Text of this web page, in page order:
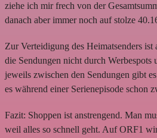
ziehe ich mir frech von der
danach aber immer noch auf stolze
Zur Verteidigung des Heimatsenders
die Sendungen nicht durch Werbespots
jeweils zwischen den Sendungen gibt
es während einer Serienepisode schon
Fazit: Shoppen ist anstrengend. Man
weil alles so schnell geht. Auf ORF1